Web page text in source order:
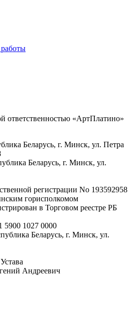
ответственностью «АртПлатино»
Беларусь, г. Минск, ул. Петра
Беларусь, г. Минск, ул.
регистрации No 193592958
горисполкомом
в Торговом реестре РБ
1027 0000
Беларусь, г. Минск, ул.
Андреевич